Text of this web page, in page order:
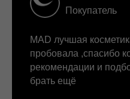
Покупатель
MAD лучшая
пробовала ,спасибо
рекомендации и
брать ещё